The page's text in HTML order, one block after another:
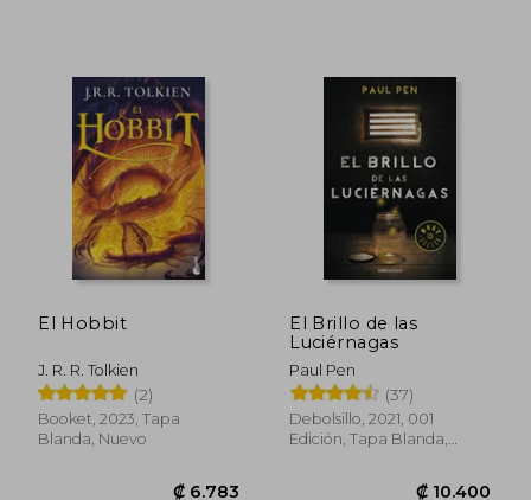
₡ 9.926
El Hobbit
J. R. R. Tolkien
(2)
Booket, 2023, Tapa
Blanda, Nuevo
El Brillo de las
Luciérnagas
Paul Pen
(37)
Debolsillo, 2021, 001
Edición, Tapa Blanda,